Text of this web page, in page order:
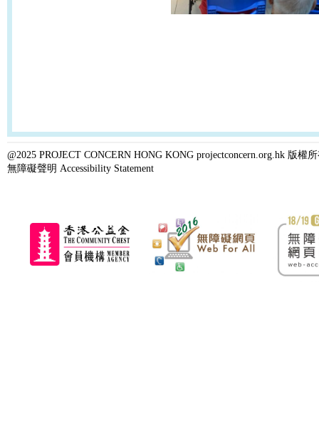
@2025 PROJECT CONCERN HONG KONG projectconcern.org.hk 版權
無障礙聲明 Accessibility Statement